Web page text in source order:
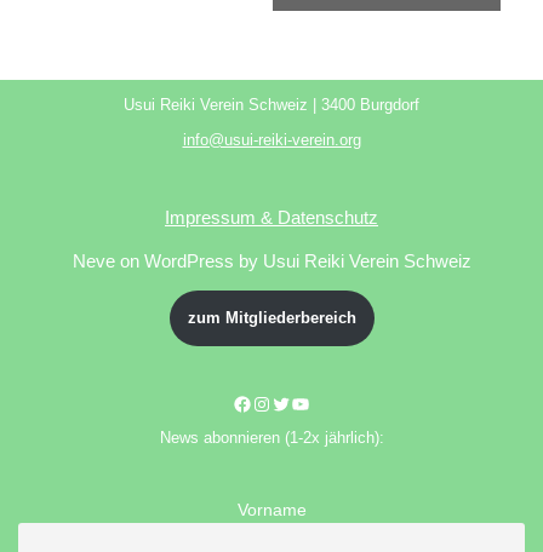
Usui Reiki Verein Schweiz | 3400 Burgdorf
info@usui-reiki-verein.org
Impressum & Datenschutz
Neveon WordPress by Usui Reiki Verein Schweiz
zum Mitgliederbereich
News abonnieren (1-2x jährlich):
Vorname